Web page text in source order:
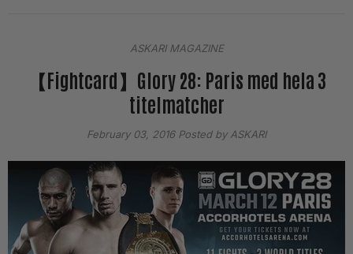
ASKARI MAGAZINE
【Fightcard】Glory 28: Paris med hela 3
titelmatcher
February 03, 2016Posted by ASKARI